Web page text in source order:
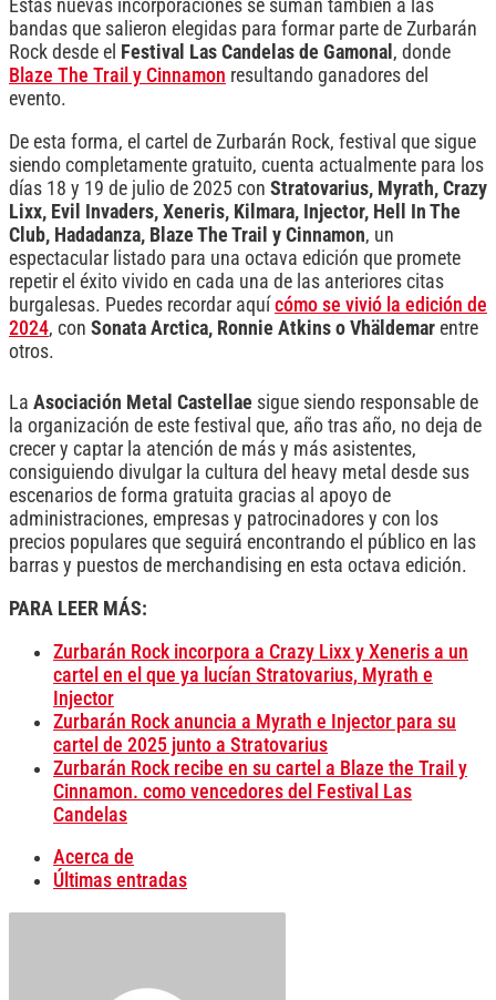
Estas nuevas incorporaciones se suman también a las
bandas que salieron elegidas para formar parte de Zurbarán
Rock desde el Festival Las Candelas de Gamonal , donde
Blaze The Trail y Cinnamon resultando ganadores del
evento.
De esta forma, el cartel de Zurbarán Rock, festival que sigue
siendo completamente gratuito, cuenta actualmente para los
días 18 y 19 de julio de 2025 con Stratovarius, Myrath, Crazy
Lixx, Evil Invaders, Xeneris, Kilmara, Injector, Hell In The
Club, Hadadanza, Blaze The Trail y Cinnamon, un
espectacular listado para una octava edición que promete
repetir el éxito vivido en cada una de las anteriores citas
burgalesas. Puedes recordar aquícómo se vivió la edición de
2024, con Sonata Arctica, Ronnie Atkins o Vhäldemar entre
otros.
La Asociación Metal Castellae sigue siendo responsable de
la organización de este festival que, año tras año, no deja de
crecer y captar la atención de más y más asistentes,
consiguiendo divulgar la cultura del heavy metal desde sus
escenarios de forma gratuita gracias al apoyo de
administraciones, empresas y patrocinadores y con los
precios populares que seguirá encontrando el público en las
barras y puestos de merchandising en esta octava edición.
PARA LEER MÁS:
Zurbarán Rock incorpora a Crazy Lixx y Xeneris a un
cartel en el que ya lucían Stratovarius, Myrath e
Injector
Zurbarán Rock anuncia a Myrath e Injector para su
cartel de 2025 junto a Stratovarius
Zurbarán Rock recibe en su cartel a Blaze the Trail y
Cinnamon. como vencedores del Festival Las
Candelas
Acerca de
Últimas entradas